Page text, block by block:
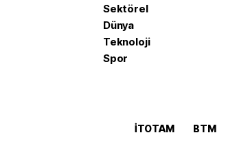
Sektörel
Dünya
Teknoloji
Spor
İTOTAM BTM